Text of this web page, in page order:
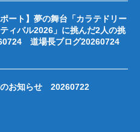
ポート】夢の舞台「カラテドリー
ィバル2026」に挑んだ2人の挑
道場長ブログ20260724
お知らせ 20260722